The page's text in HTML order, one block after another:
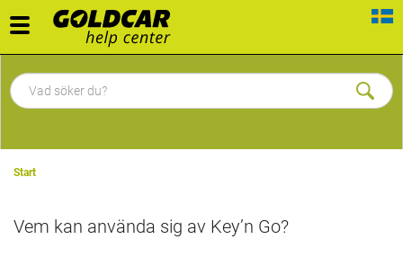
Toggle
navigation
Start
Vem kan använda sig av Key’n Go?